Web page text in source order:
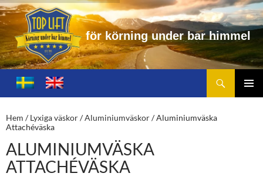
ör körning under bar himme
Toplift.se – för körning under bar himmel
HOPPA
TILL
Hem /Lyxiga väskor/Aluminiumväskor/ Aluminiumväska
Attachéväska
ALUMINIUMVÄSKA
ATTACHÉVÄSKA